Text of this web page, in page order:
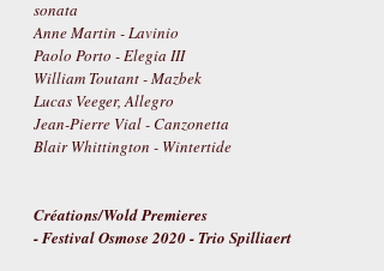
sonata
Anne Martin - Lavinio
Paolo Porto - Elegia III
William Toutant - Mazbek
Lucas Veeger, Allegro
Jean-Pierre Vial - Canzonetta
Blair Whittington - Wintertide
Créations/Wold Premieres
- Festival Osmose 2020 - Trio Spilliaert